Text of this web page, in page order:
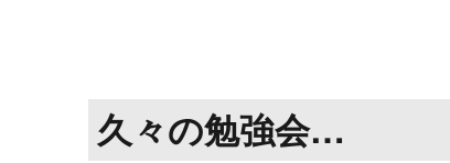
久々の勉強会…